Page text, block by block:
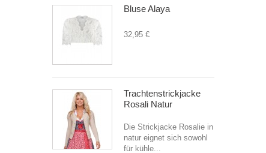
Bluse Alaya
32,95 €
Trachtenstrickjacke
Rosali Natur
Die Strickjacke Rosalie in
natur eignet sich sowohl
für kühle...